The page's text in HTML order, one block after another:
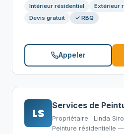
Intérieur résidentiel
Extérieur
Devis gratuit
✓ RBQ
Appeler
LS
Services de
Propriétaire : Linda
Peinture résidentielle